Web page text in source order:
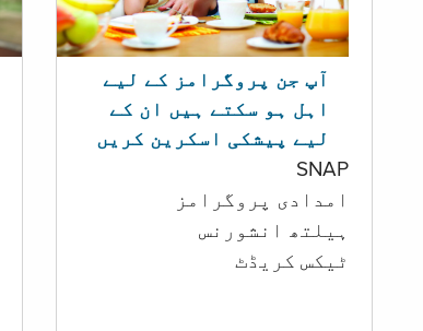
آپ جن پروگرامز کے لیے
اہل ہو سکتے ہیں ان کے
لیے پیشکی اسکرین کریں
SNAP
امدادی پروگرامز
‏ہیلتھ انشورنس
ٹیکس کریڈٹ